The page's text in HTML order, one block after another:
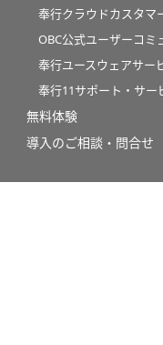
奉行クラウドカスタマ
OBC公式ユーザーコミ
奉行ユースウェアサー
奉行11サポート・サー
無料体験
導入のご相談・問合せ